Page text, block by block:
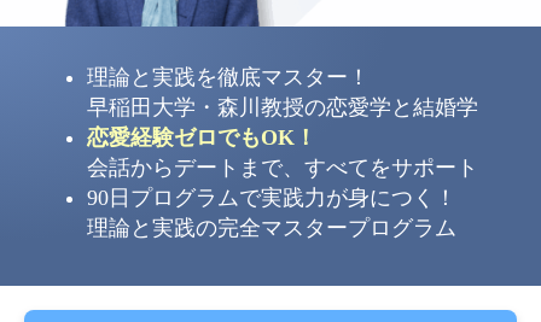
理論と実践を徹底マスター！
早稲田大学・森川教授の恋愛学と結婚学
恋愛経験ゼロでもOK！
会話からデートまで、すべてをサポート
90日プログラムで実践力が身につく！
理論と実践の完全マスタープログラム